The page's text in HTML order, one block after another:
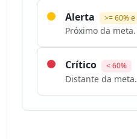
Alerta >= 60% e
Próximo da
Crítico < 60%
Distante da